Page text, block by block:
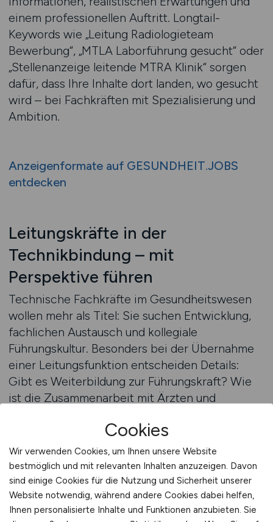
einem professionellen Auftritt. Longtail-
Keywords wie „Leitung Radiologieteam
Bewerbung“, „MTLA Laborführung gesucht“ oder
„Stellenanzeige leitende MTRA Klinik“ sorgen
dafür, dass Ihre Inhalte dort landen, wo gesucht
wird – bei Fachkräften mit Spezialisierung und
Ambition.
Anzeigenformate auf GESUNDHEIT.JOBS
entdecken
Leitungskräfte in der
Technikbindung – mit
Perspektive führen
Technische Fachkräfte im Gesundheitswesen
wollen mehr als Titel: Sie suchen Entwicklung,
fachlichen Austausch und kollegiale
Führungskultur. Besonders bei der Übernahme
einer Leitungsfunktion entscheiden Details:
Gibt es Weiterbildung zur Führungskraft? Wie
ist die Zusammenarbeit mit Ärzten und
Perspektiven gibt es für projektbezogene
Aufgaben oder Digitalisierungsvorhaben?
GESUNDHEIT.JOBS formuliert Ihre
Ausschreibungen so, dass sie
Leitungspersönlichkeiten in spe ansprechen –
verständlich, verbindlich und mit dem
Cookies
Wir verwenden Cookies, um Ihnen unsere Website
bestmöglich und mit relevanten Inhalten anzuzeigen. Davon
sind einige Cookies für die Nutzung und Sicherheit unserer
Website notwendig, während andere Cookies dabei helfen,
Ihnen personalisierte Inhalte und Funktionen anzubieten. Sie